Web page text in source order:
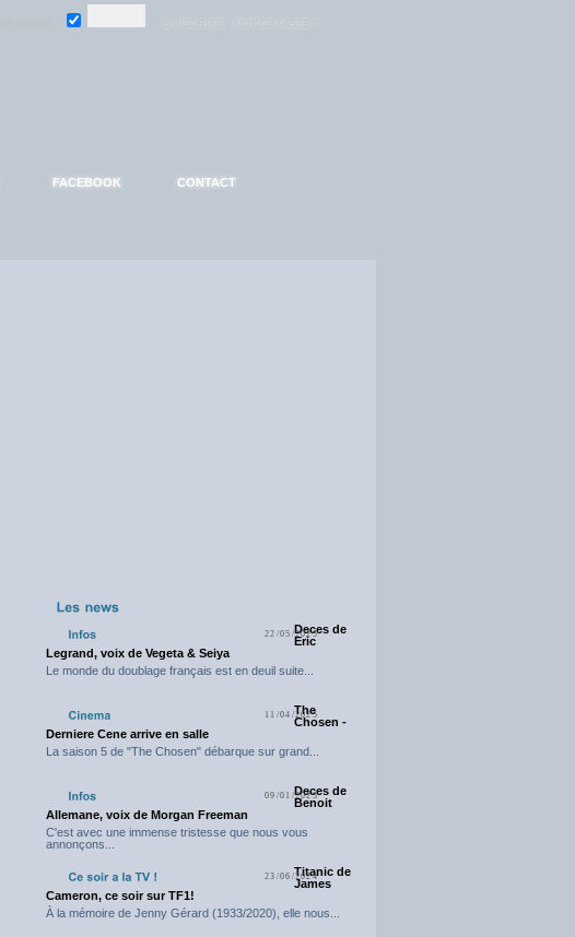
FACEBOOK CONTACT
22/05/2025Deces de
Eric
Legrand, voix de Vegeta & Seiya
Le monde du doublage français est en deuil suite...
11/04/2025
The
Chosen -
Derniere Cene arrive en salle
La saison 5 de "The Chosen" débarque sur grand...
09/01/2025Deces de
Benoit
Allemane, voix de Morgan Freeman
C'est avec une immense tristesse que nous vous
annonçons...
23/06/2024Titanic de
James
Cameron, ce soir sur TF1!
À la mémoire de Jenny Gérard (1933/2020), elle nous...